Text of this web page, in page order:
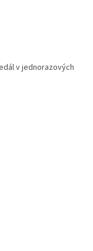
v jednorazových